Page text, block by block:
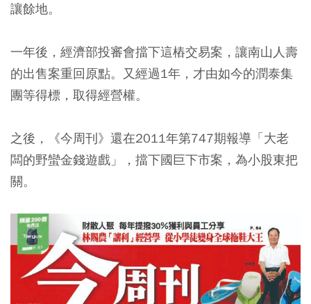
讓餘地。
一年後，經濟部投審會擋下這樁交易案，讓南山人壽
的出售案重回原點。又經過1年，才由如今的潤泰集
團等得標，取得經營權。
之後，《今周刊》還在2011年第747期報導「大老
闆的野蠻金錢遊戲」，擋下國巨下市案，為小股東把
關。